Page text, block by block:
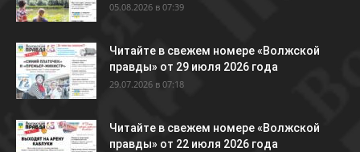
05.08.2026 в 07:39
Читайте в свежем номере «Волжской
правды» от 29 июля 2026 года
29.07.2026 в 07:18
Читайте в свежем номере «Волжской
правды» от 22 июля 2026 года